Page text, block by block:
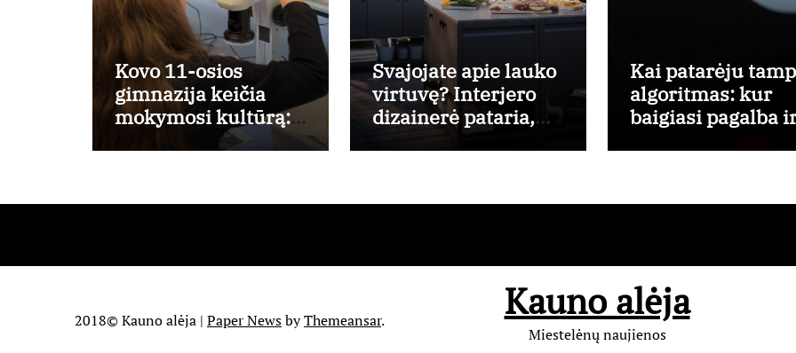
Kovo 11-osios
gimnazija keičia
mokymosi kultūrą:
nuo žinių kaupimo –
Svajojate apie lauko
virtuvę? Interjero
dizainerė pataria,
nuo ko pradėti
Kai patarėju
algoritmas: kur
baigiasi pagalba
2018© Kauno alėja | Paper NewsbyThemeansar. Kauno alėja
Miestelėnų naujienos